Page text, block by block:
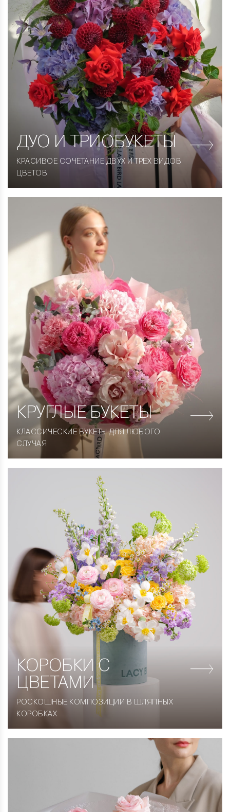
ДУО И ТРИОБУКЕТЫ
КРАСИВОЕ СОЧЕТАНИЕ ДВУХ И ТРЕХ ВИДОВ
ЦВЕТОВ
КРУГЛЫЕБУКЕТЫ
КЛАССИЧЕСКИЕ БУКЕТЫ ДЛЯ ЛЮБОГО
СЛУЧАЯ
КОРОБКИ С
ЦВЕТАМИ
РОСКОШНЫЕ КОМПОЗИЦИИ В ШЛЯПНЫХ
КОРОБКАХ